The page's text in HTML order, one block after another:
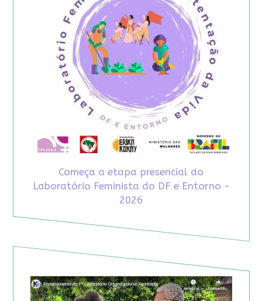
Começa a etapa presencial do
Laboratório Feminista do DF e Entorno -
2026